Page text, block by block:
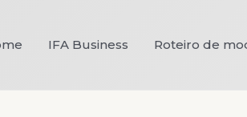
IFA Business Roteiro de